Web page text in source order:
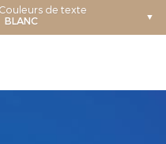
Couleurs de texte